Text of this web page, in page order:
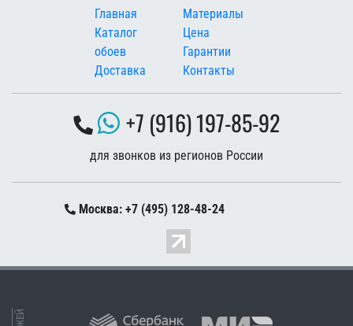
Меню в подвале
Главная
Каталог
обоев
Доставка
Материалы
Цена
Гарантии
Контакты
+7 (916) 197-85-92
для звонков из регионов России
Москва: +7 (495) 128-48-24